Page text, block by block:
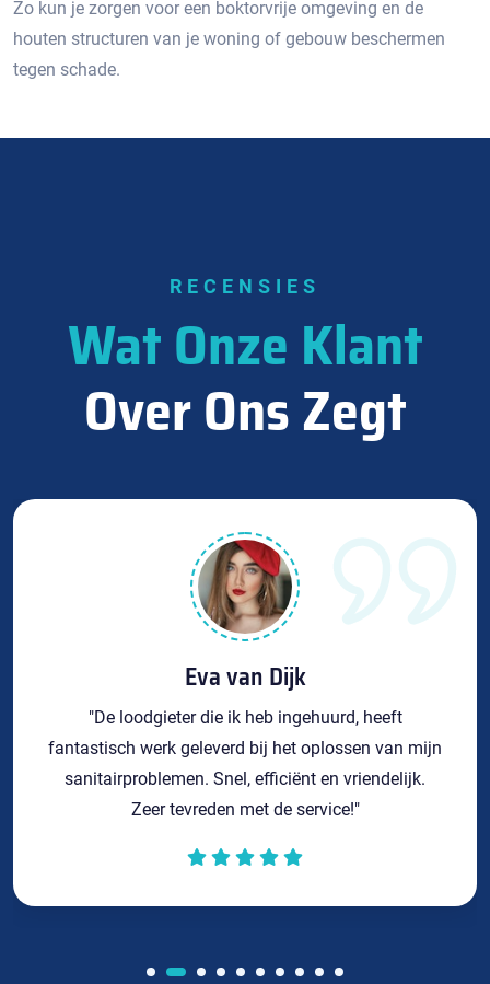
Zo kun je zorgen voor een boktorvrije omgeving en de
houten structuren van je woning of gebouw beschermen
tegen schade.
RECENSIES
Wat Onze Klant
Over Ons Zegt
Eva van Dijk
"De loodgieter die ik heb ingehuurd, heeft
fantastisch werk geleverd bij het oplossen van mijn
sanitairproblemen. Snel, efficiënt en vriendelijk.
Zeer tevreden met de service!"